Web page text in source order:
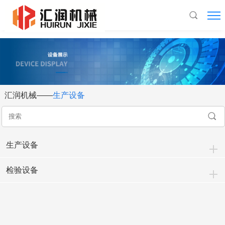
米兰游戏
汇润机械——生产设备
生产设备
检验设备